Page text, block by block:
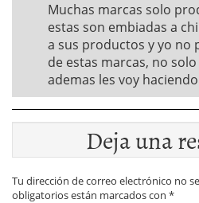
Muchas marcas solo
estas son embiadas a
a sus productos y yo no
de estas marcas, no
ademas les voy
Deja una
Tu dirección de correo electrónico no
obligatorios están marcados con *